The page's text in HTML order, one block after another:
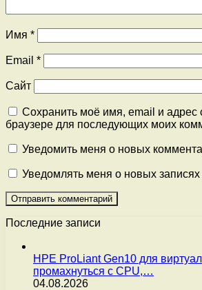
Имя *
Email *
Сайт
Сохранить моё имя, email и адрес
браузере для последующих моих
Уведомить меня о новых
Уведомлять меня о новых записях
Последние записи
HPE ProLiant Gen10 для
промахнуться с CPU,…
04.08.2026